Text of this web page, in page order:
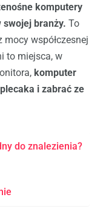
komputery
swojej branży. To
współczesnej
to miejsca, w
komputer
i zabrać ze
do znalezienia?